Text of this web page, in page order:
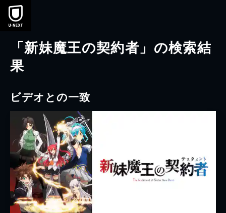
本文へスキップ
「新妹魔王の契約者」の検索結
果
ビデオとの一致